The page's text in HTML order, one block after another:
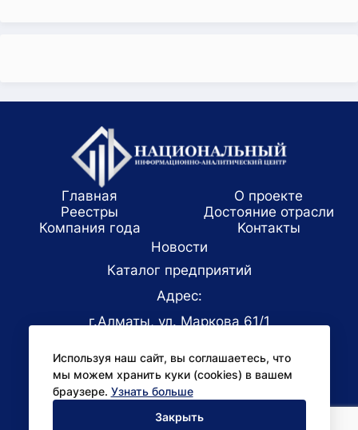
Используя наш сайт, вы соглашаетесь, что
мы можем хранить куки (cookies) в вашем
браузере. Узнать больше
Закрыть
Главная
О проекте
Реестры
Достояние отрасли
Компания года
Koнтaкты
Новости
Каталог предприятий
Адрес:
г.Алматы, ул. Маркова 61/1
office@niac.kz
Для СМИ:
pr@niac.kz